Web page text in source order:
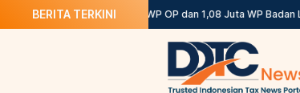
BERITA TERKINI
DJP: 12,12 Juta WP OP dan 1,08 Juta WP Badan